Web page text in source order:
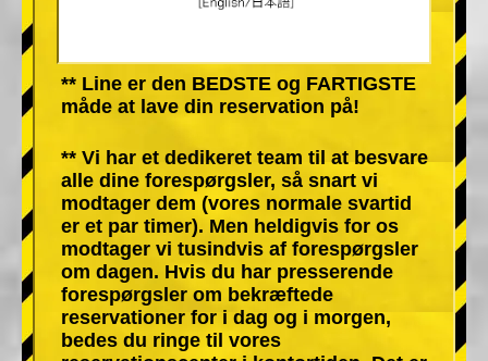
** Line er den BEDSTE og FARTIGSTE
måde at lave din reservation på!
** Vi har et dedikeret team til at besvare
alle dine forespørgsler, så snart vi
modtager dem (vores normale svartid
er et par timer). Men heldigvis for os
modtager vi tusindvis af forespørgsler
om dagen. Hvis du har presserende
forespørgsler om bekræftede
reservationer for i dag og i morgen,
bedes du ringe til vores